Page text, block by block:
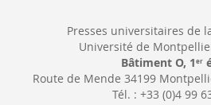
Presses universitaires de
Université de
Bâtiment O, 1 er
Route de Mende 34199
Tél. : +33 (0)4 99